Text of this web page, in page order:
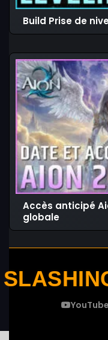
Build Prise de
Accès anticipé
globale
YouTube